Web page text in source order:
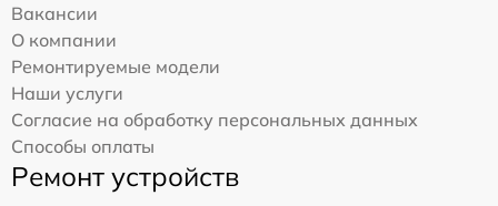
Вакансии
О компании
Ремонтируемые модели
Наши услуги
Согласие на обработку персональных данных
Способы оплаты
Ремонт устройств